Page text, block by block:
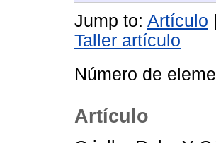
Jump to: Artículo
Taller artículo
Número de
Artículo